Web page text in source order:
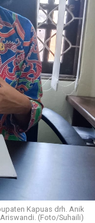
Kapuas drh. Anik
Ariswandi. (Foto/Suhaili)